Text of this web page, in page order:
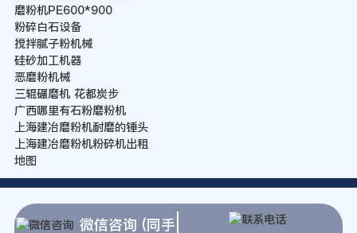
磨粉机PE600*900
粉碎白石设备
搅拌腻子粉机械
硅砂加工机器
恶磨粉机械
三辊碾磨机 花都炭步
广西哪里有石粉磨粉机
上海建冶磨粉机耐磨的锤头
上海建冶磨粉机粉碎机出租
地图
微信咨询 (同手